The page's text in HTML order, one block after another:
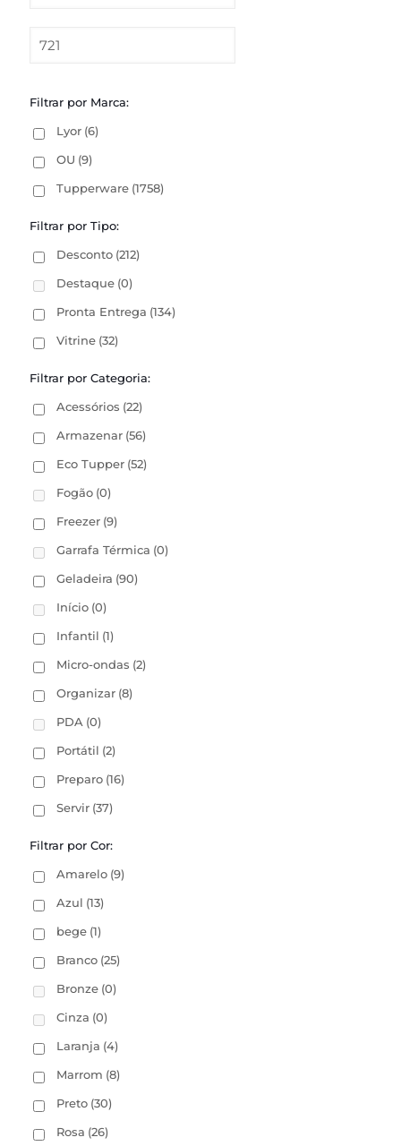
Filtrar por Marca:
Lyor (6)
OU (9)
Tupperware (1758)
Filtrar por Tipo:
Desconto (212)
Destaque (0)
Pronta Entrega (134)
Vitrine (32)
Filtrar por Categoria:
Acessórios (22)
Armazenar (56)
Eco Tupper (52)
Fogão (0)
Freezer (9)
Garrafa Térmica (0)
Geladeira (90)
Início (0)
Infantil (1)
Micro-ondas (2)
Organizar (8)
PDA (0)
Portátil (2)
Preparo (16)
Servir (37)
Filtrar por Cor:
Amarelo (9)
Azul (13)
bege (1)
Branco (25)
Bronze (0)
Cinza (0)
Laranja (4)
Marrom (8)
Preto (30)
Rosa (26)